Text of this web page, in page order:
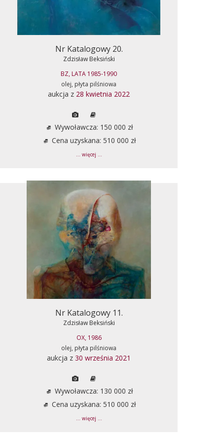
Nr Katalogowy 20.
Zdzisław Beksiński
BZ, LATA 1985-1990
olej, płyta pilśniowa
aukcja z 28 kwietnia 2022
Wywoławcza: 150 000 zł
Cena uzyskana: 510 000 zł
... więcej ...
Nr Katalogowy 11.
Zdzisław Beksiński
OX, 1986
olej, płyta pilśniowa
aukcja z 30 września 2021
Wywoławcza: 130 000 zł
Cena uzyskana: 510 000 zł
... więcej ...